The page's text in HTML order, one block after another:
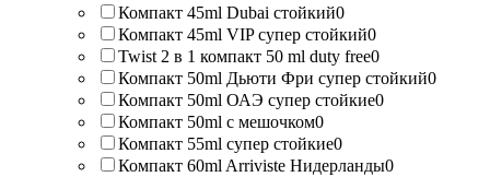
Компакт 45ml Dubai стойкий0
Компакт 45ml VIP супер стойкий0
Twist 2 в 1 компакт 50 ml duty free0
Компакт 50ml Дьюти Фри супер стойкий0
Компакт 50ml ОАЭ супер стойкие0
Компакт 50ml с мешочком0
Компакт 55ml супер стойкие0
Компакт 60ml Arriviste Нидерланды0